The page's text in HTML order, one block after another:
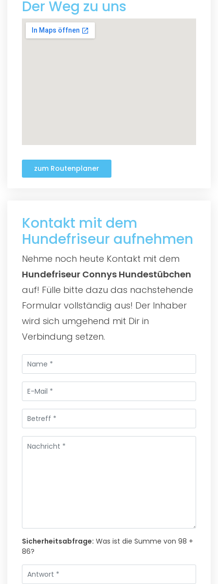
Der Weg zu uns
zum Routenplaner
Kontakt mit dem
Hundefriseur aufnehmen
Nehme noch heute Kontakt mit dem
Hundefriseur Connys Hundestübchen
auf! Fülle bitte dazu das nachstehende
Formular vollständig aus! Der Inhaber
wird sich umgehend mit Dir in
Verbindung setzen.
Sicherheitsabfrage: Was ist die Summe von 98 +
86?